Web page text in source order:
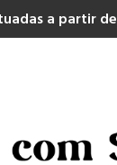
a partir de